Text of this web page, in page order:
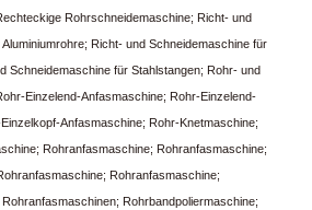
Rohrschneidemaschine; Richt- und
Richt- und Schneidemaschine für
Schneidemaschine für Stahlstangen; Rohr- und
Einzelend-Anfasmaschine; Rohr-Einzelend-
Anfasmaschine; Rohr-Knetmaschine;
Rohranfasmaschine; Rohranfasmaschine;
Rohranfasmaschine;
Rohranfasmaschinen; Rohrbandpoliermaschine;